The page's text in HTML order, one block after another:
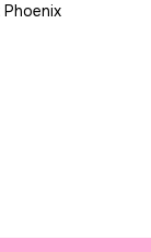
Phoenix